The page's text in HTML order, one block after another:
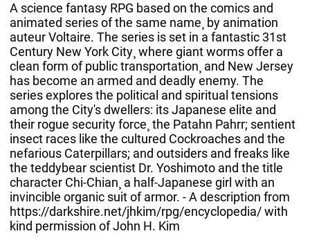
A science fantasy RPG based on the comics and
animated series of the same name¸ by animation
auteur Voltaire. The series is set in a fantastic 31st
Century New York City¸ where giant worms offer a
clean form of public transportation¸ and New Jersey
has become an armed and deadly enemy. The
series explores the political and spiritual tensions
among the City's dwellers: its Japanese elite and
their rogue security force¸ the Patahn Pahrr; sentient
insect races like the cultured Cockroaches and the
nefarious Caterpillars; and outsiders and freaks like
the teddybear scientist Dr. Yoshimoto and the title
character Chi-Chian¸ a half-Japanese girl with an
invincible organic suit of armor. - A description from
https://darkshire.net/jhkim/rpg/encyclopedia/ with
kind permission of John H. Kim